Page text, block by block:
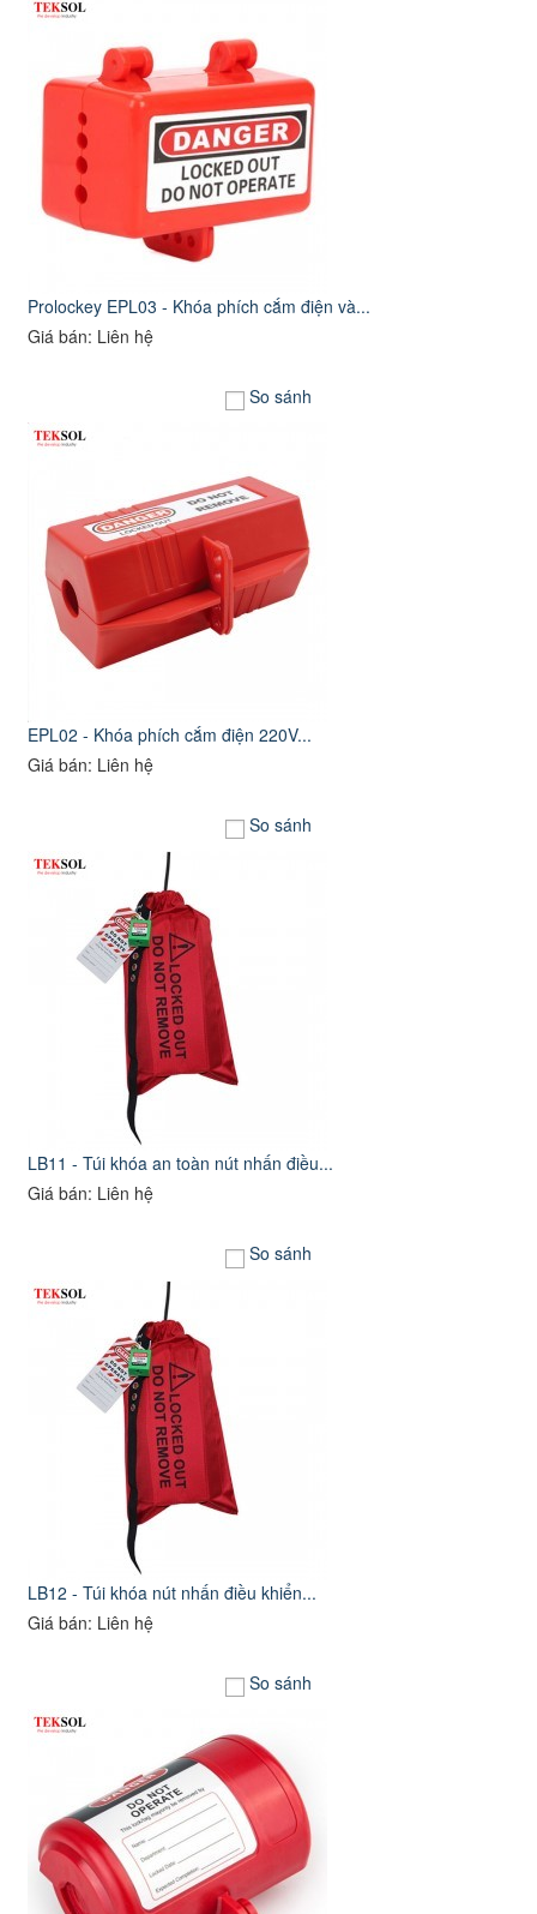
Prolockey EPL03 - Khóa phích cắm điện và...
Giá bán: Liên hệ
So sánh
EPL02 - Khóa phích cắm điện 220V...
Giá bán: Liên hệ
So sánh
LB11 - Túi khóa an toàn nút nhấn điều...
Giá bán: Liên hệ
So sánh
LB12 - Túi khóa nút nhấn điều khiển...
Giá bán: Liên hệ
So sánh